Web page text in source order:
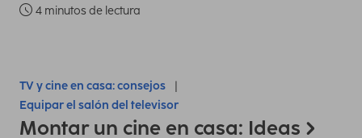
4 minutos de lectura
TV y cine en casa: consejos
Equipar el salón del televisor
Montar un cine en casa: Ideas